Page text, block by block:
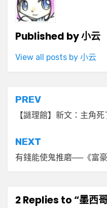
Published by小云
View all posts by 小云
文
章
導
覽
PREV
【謎理館】新文：主角
NEXT
有錢能使鬼推磨──《富豪
2 Replies to “墨西